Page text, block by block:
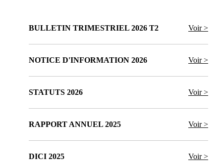
BULLETIN TRIMESTRIEL 2026 T2 Voir >
NOTICE D'INFORMATION 2026 Voir >
STATUTS 2026 Voir >
RAPPORT ANNUEL 2025 Voir >
DICI 2025 Voir >